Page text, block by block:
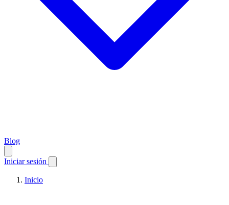
Blog
Iniciar sesión
Inicio